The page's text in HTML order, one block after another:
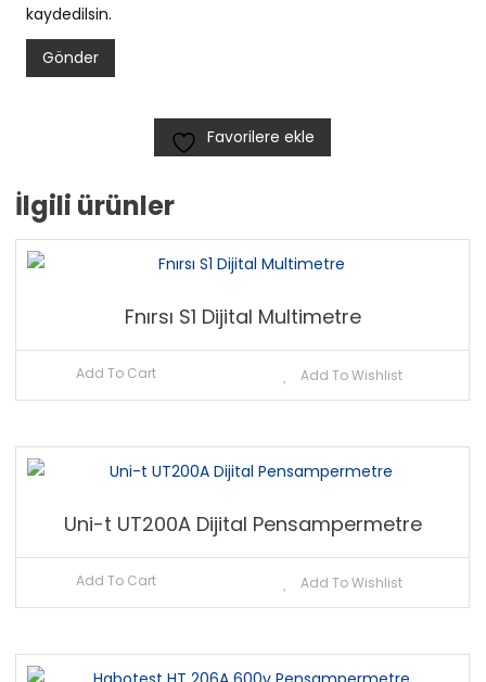
kaydedilsin.
Favorilere ekle
İlgili ürünler
Fnırsı S1 Dijital Multimetre
Add To Cart Add To Wishlist
Uni-t UT200A Dijital Pensampermetre
Add To Cart Add To Wishlist